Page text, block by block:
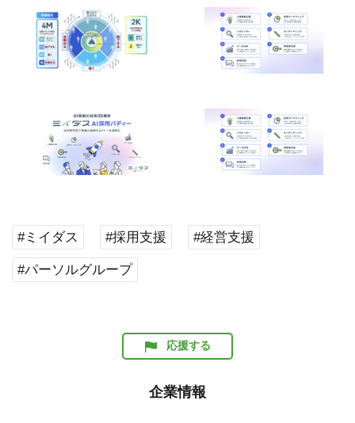
#ミイダス #採用支援 #経営支援
#パーソルグループ
応援する
企業情報